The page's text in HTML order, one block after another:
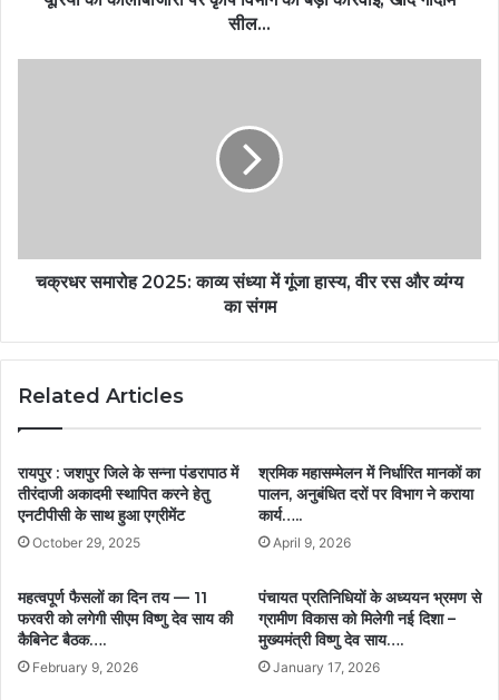
सील…
चक्रधर समारोह 2025: काव्य संध्या में गूंजा हास्य, वीर रस और व्यंग्य
का संगम
Related Articles
रायपुर : जशपुर जिले के सन्ना पंडरापाठ में
तीरंदाजी अकादमी स्थापित करने हेतु
एनटीपीसी के साथ हुआ एग्रीमेंट
October 29, 2025
श्रमिक महासम्मेलन में निर्धारित मानकों का
पालन, अनुबंधित दरों पर विभाग ने कराया
कार्य…..
April 9, 2026
महत्वपूर्ण फैसलों का दिन तय — 11
फरवरी को लगेगी सीएम विष्णु देव साय की
कैबिनेट बैठक….
February 9, 2026
पंचायत प्रतिनिधियों के अध्ययन भ्रमण से
ग्रामीण विकास को मिलेगी नई दिशा –
मुख्यमंत्री विष्णु देव साय….
January 17, 2026